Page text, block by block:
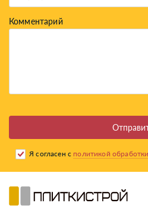
Комментарий
Я согласен с политикой